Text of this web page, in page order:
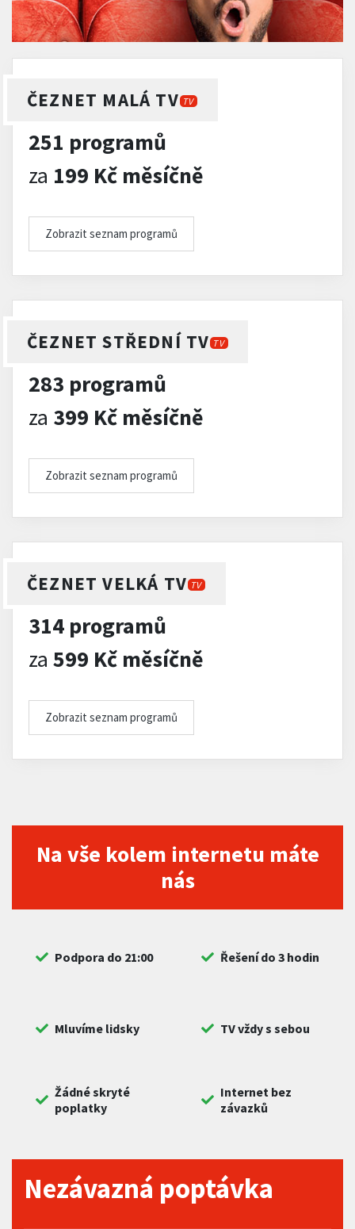
ČEZNET MALÁ TV TV
251 programů
za 199 Kč měsíčně
Zobrazit seznam programů
ČEZNET STŘEDNÍ TV TV
283 programů
za 399 Kč měsíčně
Zobrazit seznam programů
ČEZNET VELKÁ TV TV
314 programů
za 599 Kč měsíčně
Zobrazit seznam programů
Na vše kolem internetu máte
nás
Podpora do 21:00 Řešení do 3 hodin
Mluvíme lidsky TV vždy s sebou
Žádné skryté
poplatky
Internet bez
závazků
Nezávazná poptávka